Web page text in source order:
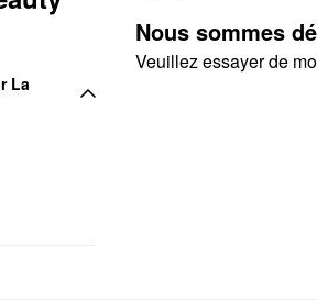
La
Nous sommes
Veuillez essayer de